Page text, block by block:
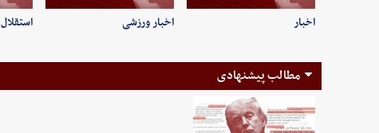
اخبار اخبار ورزشی استقلال
مطالب پیشنهادی